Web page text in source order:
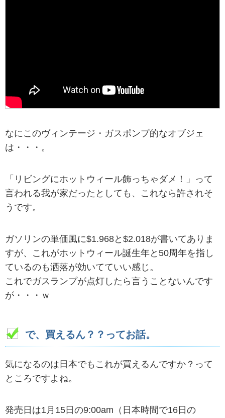
なにこのヴィンテージ・ガスポンプ的なオブジェ
は・・・。
「リビングにホットウィール飾っちゃダメ！」って
言われる我が家だったとしても、これなら許されそ
うです。
ガソリンの単価風に$1.968と$2.018が書いてありま
すが、これがホットウィール誕生年と50周年を指し
ているのも洒落が効いてていい感じ。
これでガスランプが点灯したら言うことないんです
が・・・ｗ
で、買えるん？？ってお話。
気になるのは日本でもこれが買えるんですか？って
ところですよね。
発売日は1月15日の9:00am（日本時間で16日の